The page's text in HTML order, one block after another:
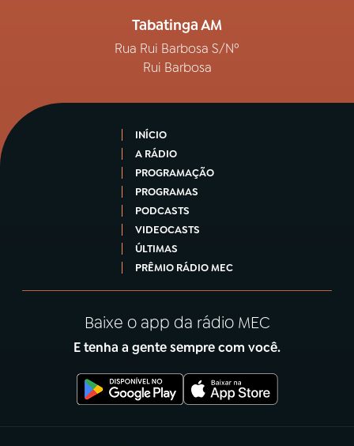
Tabatinga AM
Rua Rui Barbosa S/Nº
Rui Barbosa
INÍCIO
A RÁDIO
PROGRAMAÇÃO
PROGRAMAS
PODCASTS
VIDEOCASTS
ÚLTIMAS
PRÊMIO RÁDIO MEC
Baixe o app da rádio MEC
E tenha a gente sempre com você.